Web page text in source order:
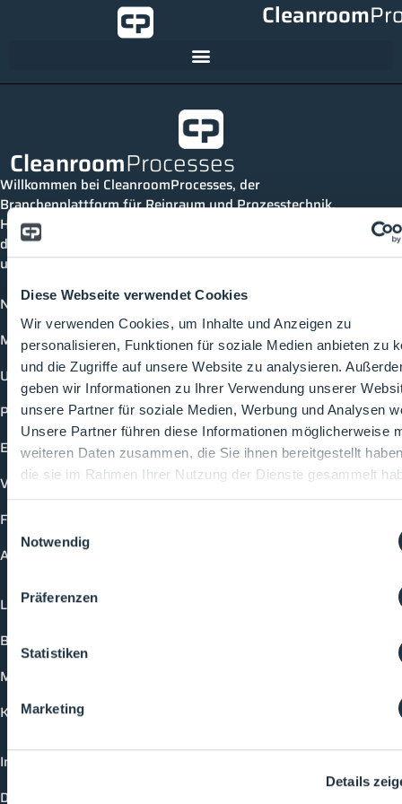
Diese Webseite verwendet Cookies
Wir verwenden Cookies, um Inhalte und Anzeigen zu
personalisieren, Funktionen für soziale Medien anbieten zu
und die Zugriffe auf unsere Website zu analysieren.
geben wir Informationen zu Ihrer Verwendung unserer
unsere Partner für soziale Medien, Werbung und Analysen
Unsere Partner führen diese Informationen möglicherweise
weiteren Daten zusammen, die Sie ihnen bereitgestellt
die sie im Rahmen Ihrer Nutzung der Dienste gesammelt
Einwilligungsauswahl
Notwendig
Präferenzen
Statistiken
Marketing
Details
Cleanroom
CleanroomProcesses
Willkommen bei CleanroomProcesses, der
Branchenplattform für Reinraum und Prozesstechnik.
Hier bleibst du immer auf dem neuesten Stand, kannst
dich mit anderen verknüpfen und alle relevanten Themen
und Events der Branche entdecken.
News
Mediathek
Unternehmen
Produkte
Events
Vorträge
Future-Faces
Academy
Login
Buchungsmöglichkeiten
Medienformate
Kontakt
Impressum
Datenschutzerklärung